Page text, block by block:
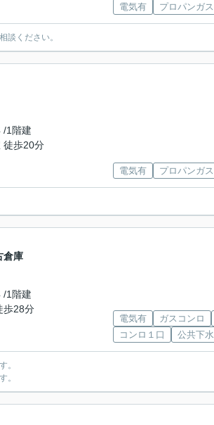
電気有 プロパンガス
談ください。
/1階建
徒歩20分
電気有 プロパンガス
倉庫
/1階建
歩28分
電気有 ガスコンロ
コンロ１口
公共下水
。
。